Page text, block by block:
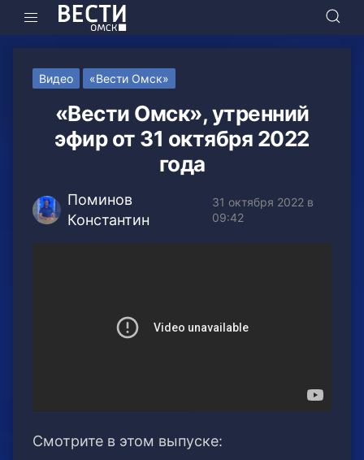
Видео «Вести Омск»
«Вести Омск», утренний
эфир от 31 октября 2022
года
Поминов
Константин
31 октября 2022 в
09:42
Смотрите в этом выпуске: